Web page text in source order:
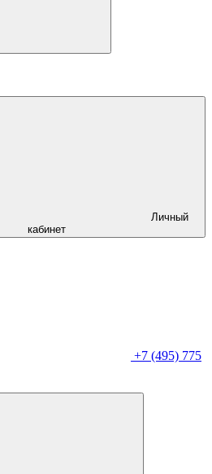
Личный
кабинет
+7 (495) 775